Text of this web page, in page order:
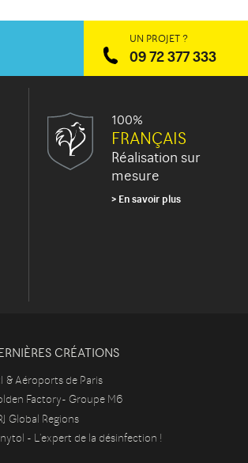
UN PROJET ?
09 72 377 333
100%
FRANÇAIS
Réalisation sur
mesure
En savoir plus
CRÉATIONS
& Aéroports de Paris
Factory- Groupe M6
Global Regions
- L'expert de la désinfection !